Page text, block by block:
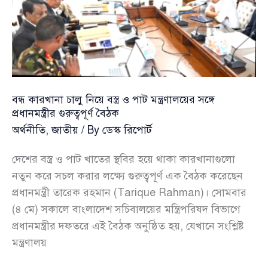
নতুন
বার্তা
সরকারের
বন্ধ কারখানা চালু নিয়ে বস্ত্র ও পাট মন্ত্রণালয়ের সঙ্গে
প্রধানমন্ত্রীর গুরুত্বপূর্ণ বৈঠক
অর্থনীতি,জাতীয় / By ডেস্ক রিপোর্ট
দেশের বস্ত্র ও পাট খাতের স্থবির হয়ে থাকা কারখানাগুলো
নতুন করে সচল করার লক্ষ্যে গুরুত্বপূর্ণ এক বৈঠক করেছেন
প্রধানমন্ত্রী তারেক রহমান (Tarique Rahman)। সোমবার
(৪ মে) সকালে বাংলাদেশ সচিবালয়ের মন্ত্রিপরিষদ বিভাগে
প্রধানমন্ত্রীর দফতরে এই বৈঠক অনুষ্ঠিত হয়, যেখানে সংশ্লিষ্ট
মন্ত্রণালয়